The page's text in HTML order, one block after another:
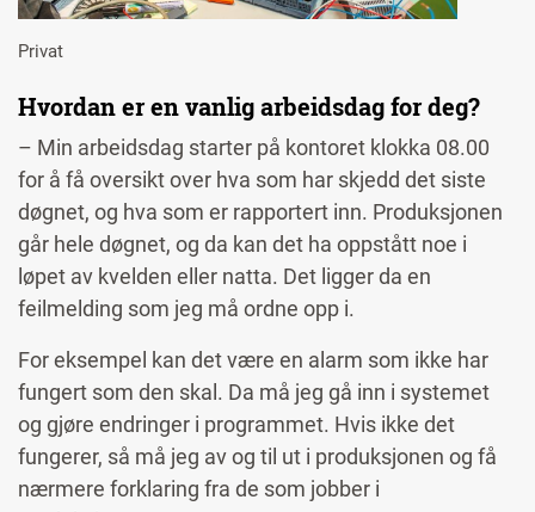
Privat
Hvordan er en vanlig arbeidsdag for deg?
– Min arbeidsdag starter på kontoret klokka 08.00
for å få oversikt over hva som har skjedd det siste
døgnet, og hva som er rapportert inn. Produksjonen
går hele døgnet, og da kan det ha oppstått noe i
løpet av kvelden eller natta. Det ligger da en
feilmelding som jeg må ordne opp i.
For eksempel kan det være en alarm som ikke har
fungert som den skal. Da må jeg gå inn i systemet
og gjøre endringer i programmet. Hvis ikke det
fungerer, så må jeg av og til ut i produksjonen og få
nærmere forklaring fra de som jobber i